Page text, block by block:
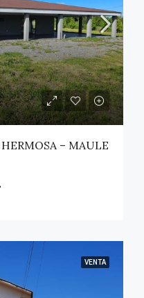
– MAULE
VENTA